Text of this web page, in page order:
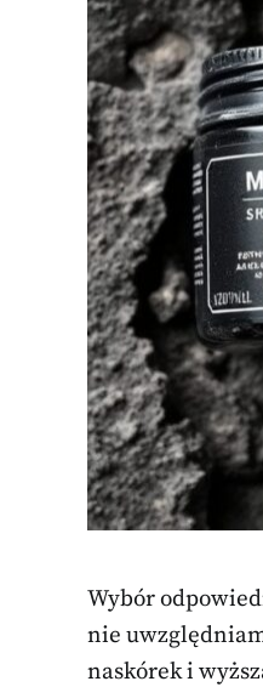
Wybór
nie
naskórek i